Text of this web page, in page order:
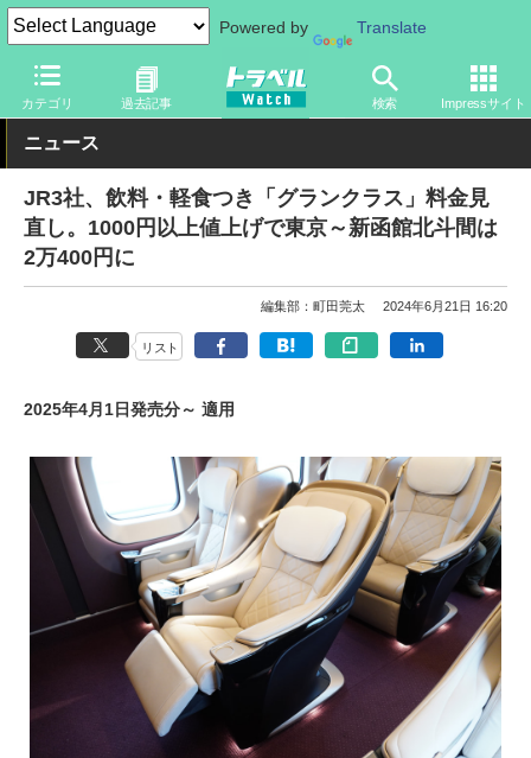
Powered by Translate
カテゴリ 過去記事 検索 Impressサイト
トラベル Watch 旅の方法 鉄旅 電車
ニュース
JR3社、飲料・軽食つき「グランクラス」料金見
直し。1000円以上値上げで東京～新函館北斗間は
2万400円に
編集部：町田莞太 2024年6月21日 16:20
リスト
2025年4月1日発売分～ 適用